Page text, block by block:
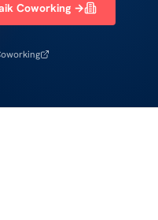
Coworking →